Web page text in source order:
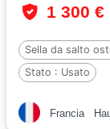
1 300 €
Sella da salto
Stato : Usato
Francia